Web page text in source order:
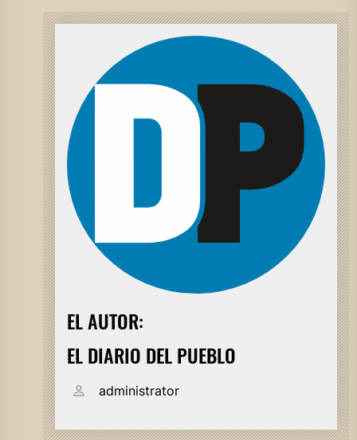
EL AUTOR:
EL DIARIO DEL PUEBLO
administrator